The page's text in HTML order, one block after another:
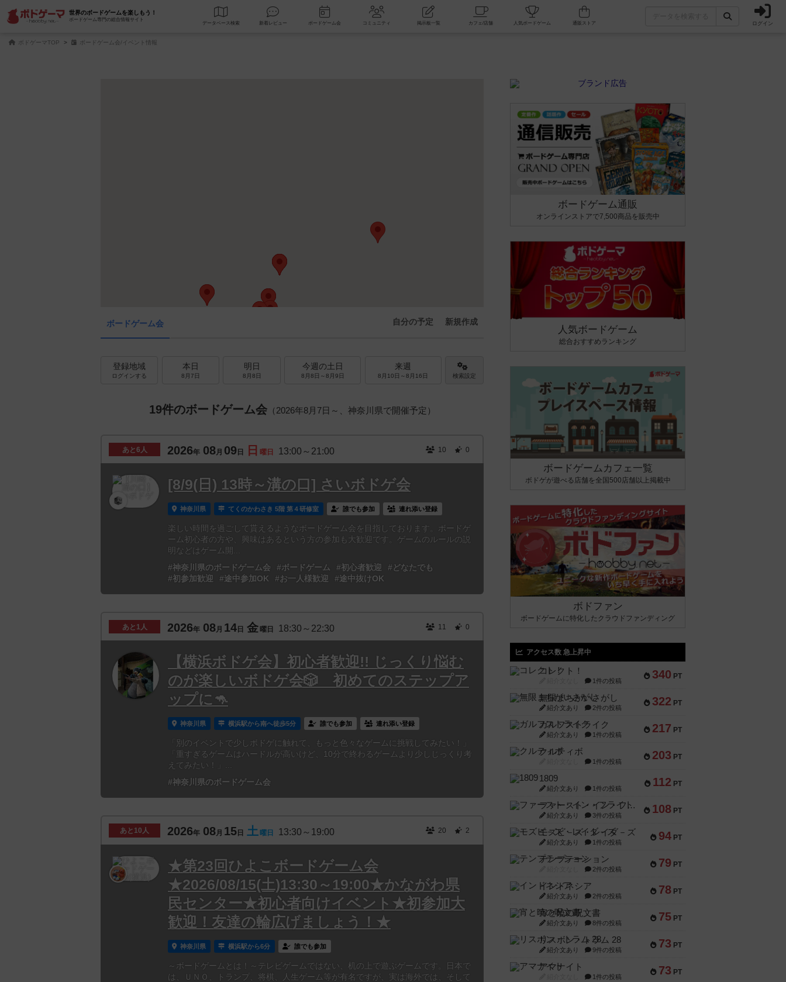
世界のボードゲームを楽しもう！
ボードゲーム専門の総合情報サイト
データベース 検索 新着レビュー ボードゲーム会 コミュニティ 掲示板一覧 カフェ/店舗 人気ボードゲーム ログイン
ボドゲーマTOP ボードゲーム会/イベント情報
ボードゲーム会 新規作成
自分の予定
登録地域
ログインする
本日
8月7日
明日
8月8日
今週の土日
8月8日～8月9日
来週
8月10日～8月16日 検索設定
19件のボードゲーム会（2026年8月7日～、神奈川県で開催予定）
あと6人 2026年 08 月 09 日 日 曜日 13:00～21:00 10 0
[8/9(日) 13時～溝の口] さいボドゲ会
神奈川県 てくのかわさき 5階 第４研修室 誰でも参加 連れ添い登録
楽しい時間を過ごして貰えるようなボードゲーム会を目指しております。ボードゲ
ーム初心者の方や、興味はあるという方の参加も大歓迎です。ゲームのルールの説
明などはゲーム開...
#神奈川県のボードゲーム会
#ボードゲーム #初心者歓迎
#どなたでも
#初参加歓迎
#途中参加OK #お一人様歓迎 #途中抜けOK
あと 1人 2026年 08 月 14 日 金 曜日 18:30～22:30 11 0
【横浜ボドゲ会】初心者歓迎!! じっくり悩む
のが楽しいボドゲ会🎲 初めてのステップア
ップに🦘
神奈川県 横浜駅から南へ徒歩5分 誰でも参加 連れ添い登録
「別のイベントで少しボドゲに触れて、もっと色々なゲームに挑戦してみたい！」
「重すぎるゲームはハードルが高いけど、10分で終わるゲームより少しじっくり考
えてみたい！」...
#神奈川県のボードゲーム会
あと 10人 2026年 08月 15 日 土 曜日 13:30～19:00 20 2
★第23回ひよこボードゲーム会
★2026/08/15(土)13:30～19:00★かながわ県
民センター★初心者向けイベント★初参加大
歓迎！友達の輪広げましょう！★
神奈川県 横浜駅から6分 誰でも参加
～ボードゲームとは！～テレビゲームではない、机の上で遊ぶゲームです。日本で
は、ＵＮＯ、トランプ、将棋、人生ゲーム等が有名ですが、実は海外では、そして
ボードゲーム通販
オンラインストアで7,500商品を販売中
人気ボードゲーム
総合おすすめランキング
ボードゲームカフェ一覧
ボドゲが遊べる店舗を全国500店舗以上掲載中
ボドファン
ボードゲームに特化したクラウドファンディング
アクセス数 急上昇中
340 PT
コレクト！
1件の投稿
322 PT
無限まちがいさがし
紹介文あり 2件の投稿
217 PT
ガルフストライク
紹介文あり 1件の投稿
203 PT
クルティボ
1件の投稿
112 PT
1809
紹介文あり 1件の投稿
108 PT
ファースト・イン・フライト
紹介文あり 3件の投稿
94 PT
モズビ－ズ・レイダ－ズ
紹介文あり 1件の投稿
79 PT
テンプテーション
2件の投稿
78 PT
インドネシア
紹介文あり 2件の投稿
75 PT
宵と暁の呪文書
紹介文あり 8件の投稿
73 PT
リスボン・トラム 28
紹介文あり 9件の投稿
73 PT
アマナイト
1件の投稿